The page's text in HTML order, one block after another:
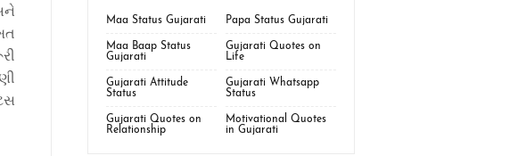
Maa Status Gujarati Papa Status Gujarati
Maa Baap Status
Gujarati
Gujarati Quotes on
Life
Gujarati Attitude
Status
Gujarati Whatsapp
Status
Gujarati Quotes on
Relationship
Motivational Quotes
in Gujarati